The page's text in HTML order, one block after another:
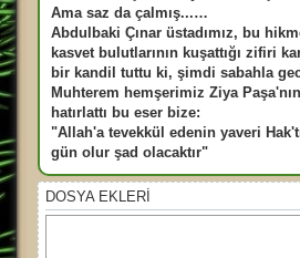
Ama saz da çalmış...…
Abdulbaki Çınar üstadımız, bu
kasvet bulutlarının kuşattığı zifiri
bir kandil tuttu ki, şimdi sabahla
Muhterem hemşerimiz Ziya
hatırlattı bu eser bize:
"Allah'a tevekkül edenin yaveri
gün olur şad olacaktır"
DOSYA EKLERI